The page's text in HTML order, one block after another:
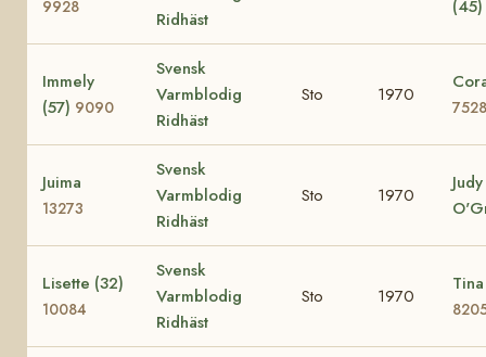
9928
Ridhäst
(45)
Immely
(57) 9090
Svensk
Varmblodig
Ridhäst
Sto 1970
7528
Juima
13273
Svensk
Varmblodig
Ridhäst
Sto 1970
Judy
Lisette (32)
10084
Svensk
Varmblodig
Ridhäst
Sto 1970